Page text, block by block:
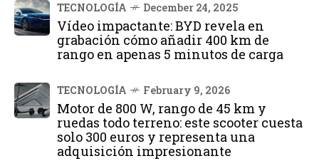
TECNOLOGÍA December 24, 2025
Vídeo impactante: BYD revela en
grabación cómo añadir 400 km de
rango en apenas 5 minutos de carga
TECNOLOGÍA February 9, 2026
Motor de 800 W, rango de 45 km y
ruedas todo terreno: este scooter cuesta
solo 300 euros y representa una
adquisición impresionante